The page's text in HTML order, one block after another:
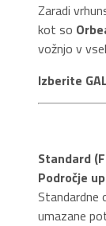
Zaradi
kot so
vožnjo v
Izberite
Standard
Področje
Standardne
umazane